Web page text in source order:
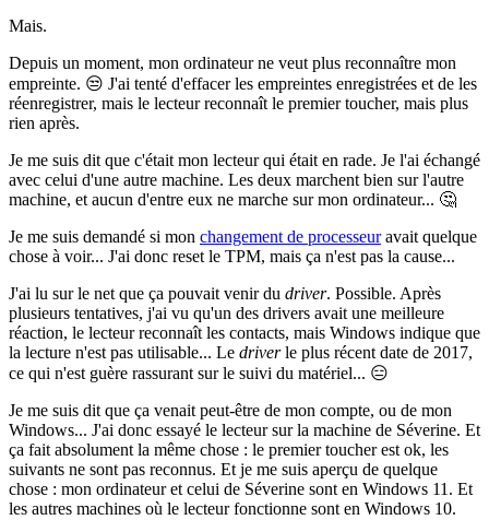
Mais.
Depuis un moment, mon ordinateur ne veut plus reconnaître mon
empreinte. 😒 J'ai tenté d'effacer les empreintes enregistrées et de les
réenregistrer, mais le lecteur reconnaît le premier toucher, mais plus
rien après.
Je me suis dit que c'était mon lecteur qui était en rade. Je l'ai échangé
avec celui d'une autre machine. Les deux marchent bien sur l'autre
machine, et aucun d'entre eux ne marche sur mon ordinateur... 🤔
Je me suis demandé si mon changement de processeuravait quelque
chose à voir... J'ai donc reset le TPM, mais ça n'est pas la cause...
J'ai lu sur le net que ça pouvait venir du driver. Possible. Après
plusieurs tentatives, j'ai vu qu'un des drivers avait une meilleure
réaction, le lecteur reconnaît les contacts, mais Windows indique que
la lecture n'est pas utilisable... Le driverle plus récent date de 2017,
ce qui n'est guère rassurant sur le suivi du matériel... 😑
Je me suis dit que ça venait peut-être de mon compte, ou de mon
Windows... J'ai donc essayé le lecteur sur la machine de Séverine. Et
ça fait absolument la même chose : le premier toucher est ok, les
suivants ne sont pas reconnus. Et je me suis aperçu de quelque
chose : mon ordinateur et celui de Séverine sont en Windows 11. Et
les autres machines où le lecteur fonctionne sont en Windows 10.